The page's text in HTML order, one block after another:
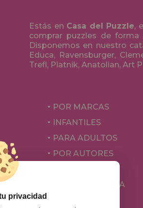
Estás en Casa del Puzzle,
comprar puzzles de
Disponemos en nuestro
Educa, Ravensburger,
Trefl, Piatnik, Anatolian, Art
POR MARCAS
INFANTILES
PARA ADULTOS
POR AUTORES
JUEGOS DE MESA
privacidad